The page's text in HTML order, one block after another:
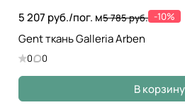
5 207 руб./пог. м5 785 руб. -10%
Gent ткань Galleria Arben
0 0
В корзину